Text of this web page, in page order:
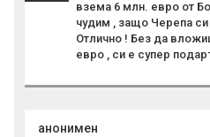
взема 6 млн. евро от
чудим , защо Черепа
Отлично ! Без да
евро , си е супер
анонимен